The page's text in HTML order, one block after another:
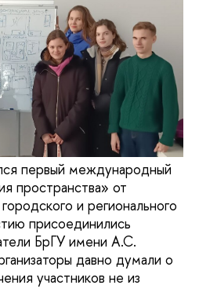
первый международный
пространства» от
и регионального
присоединились
БрГУ имени А.С.
давно думали о
участников не из